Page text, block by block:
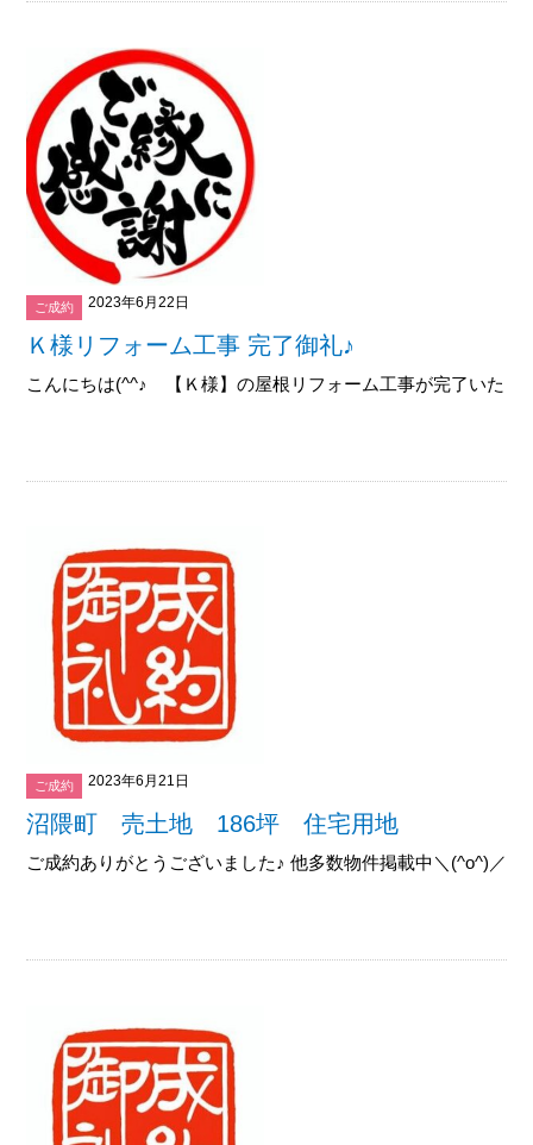
ご成約 2023年6月22日
Ｋ様リフォーム工事 完了御礼♪
こんにちは(^^♪ 【Ｋ様】の屋根リフォーム工事が完了いた
ご成約 2023年6月21日
沼隈町 売土地 186坪 住宅用地
ご成約ありがとうございました♪ 他多数物件掲載中＼(^o^)／